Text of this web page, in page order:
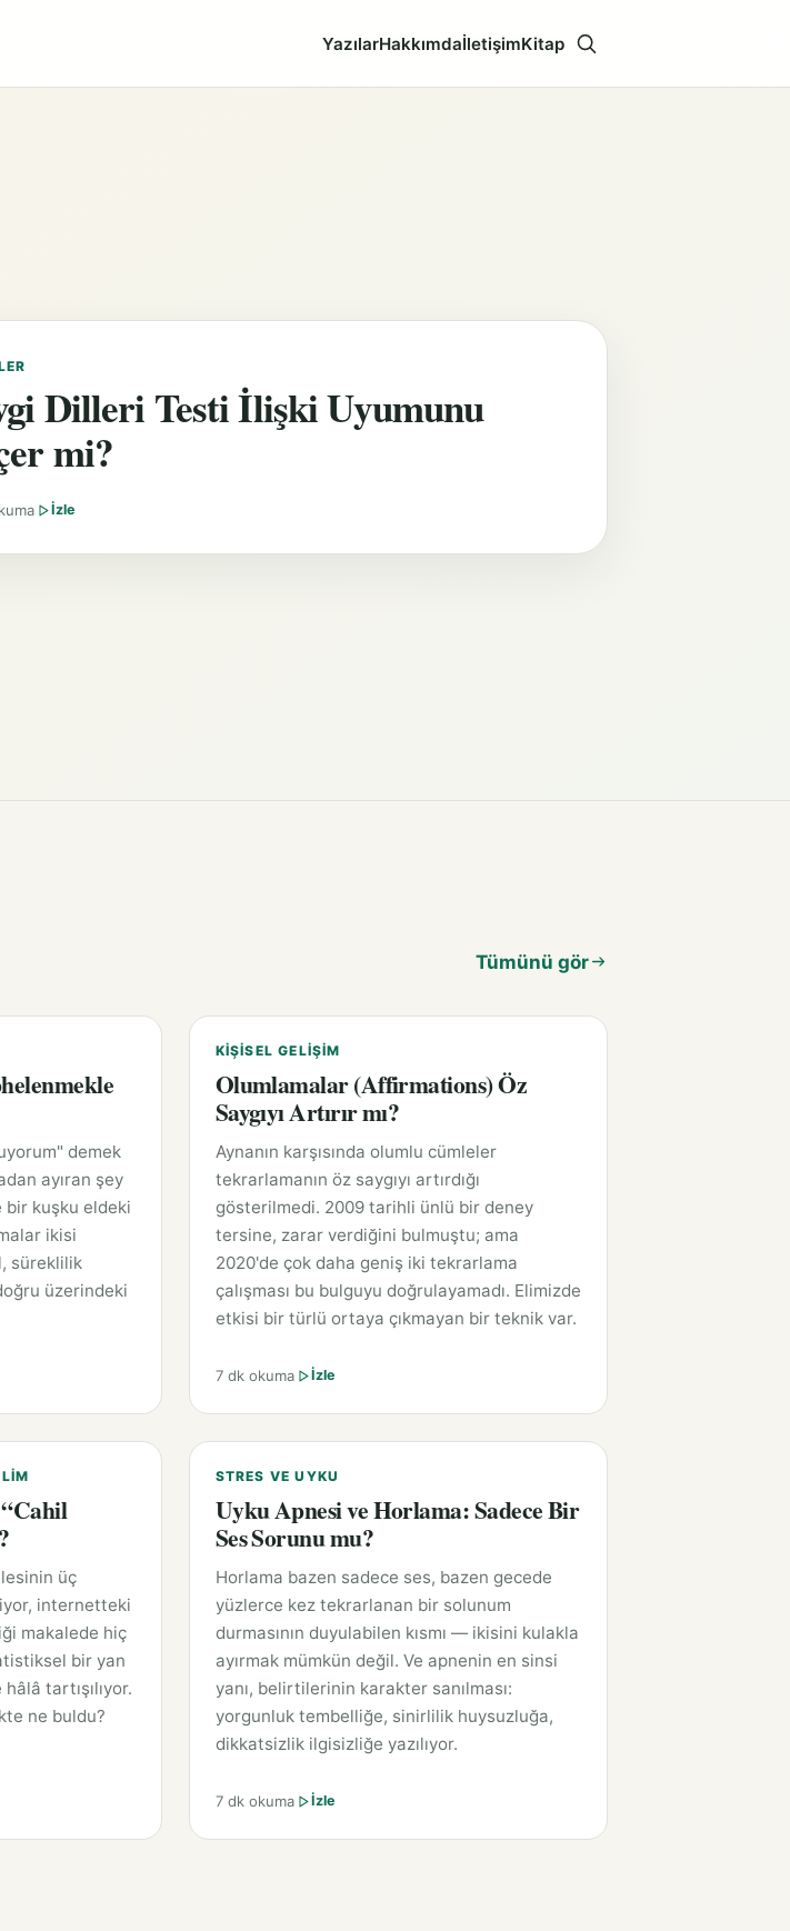
YazılarHakkımdaİletişimKitap Aramayı aç
Dilleri Testi İlişki Uyumunu
mi?
İzle
Tümünü gör
demek
ayıran şey
bir kuşku eldeki
ikisi
süreklilik
üzerindeki
KIŞISEL GELIŞIM
Olumlamalar (Affirmations) Öz
Saygıyı Artırır mı?
Aynanın karşısında olumlu cümleler
tekrarlamanın öz saygıyı artırdığı
gösterilmedi. 2009 tarihli ünlü bir deney
tersine, zarar verdiğini bulmuştu; ama
2020'de çok daha geniş iki tekrarlama
çalışması bu bulguyu doğrulayamadı. Elimizde
etkisi bir türlü ortaya çıkmayan bir teknik var.
7 dk okuma İzle
üç
internetteki
makalede hiç
bir yan
tartışılıyor.
ne buldu?
STRES VE UYKU
Uyku Apnesi ve Horlama: Sadece Bir
Ses Sorunu mu?
Horlama bazen sadece ses, bazen gecede
yüzlerce kez tekrarlanan bir solunum
durmasının duyulabilen kısmı — ikisini kulakla
ayırmak mümkün değil. Ve apnenin en sinsi
yanı, belirtilerinin karakter sanılması:
yorgunluk tembelliğe, sinirlilik huysuzluğa,
dikkatsizlik ilgisizliğe yazılıyor.
7 dk okuma İzle